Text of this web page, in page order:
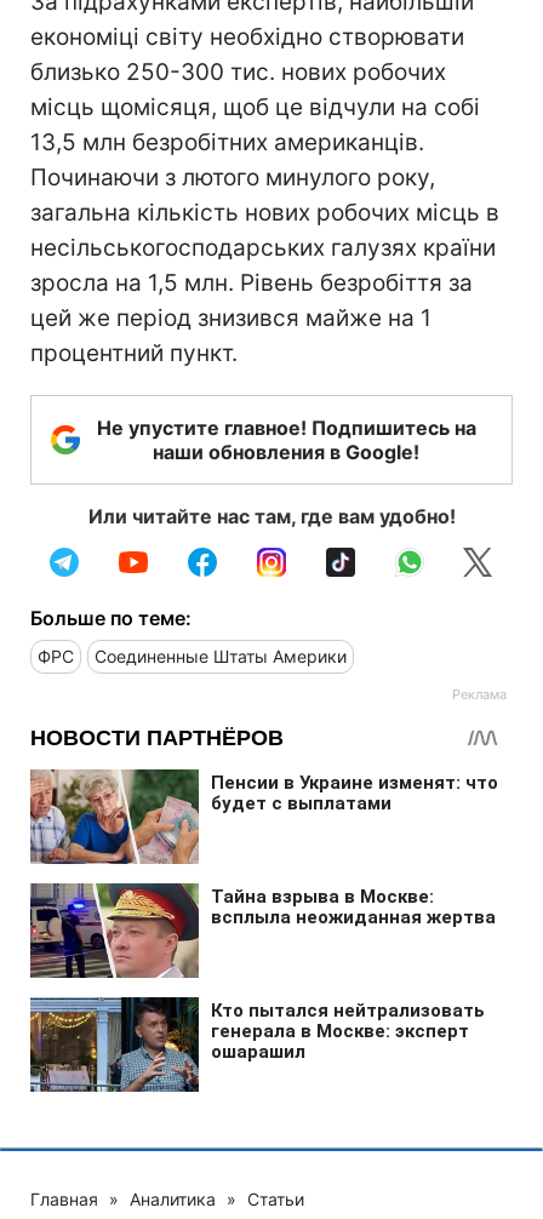
економіці світу необхідно створювати
близько 250-300 тис. нових робочих
місць щомісяця, щоб це відчули на собі
13,5 млн безробітних американців.
Починаючи з лютого минулого року,
загальна кількість нових робочих місць в
несільськогосподарських галузях країни
зросла на 1,5 млн. Рівень безробіття за
цей же період знизився майже на 1
процентний пункт.
Не упустите главное! Подпишитесь на
наши обновления в Google!
Или читайте нас там, где вам удобно!
Больше по теме:
ФРС Соединенные Штаты Америки
Главная » Аналитика » Статьи